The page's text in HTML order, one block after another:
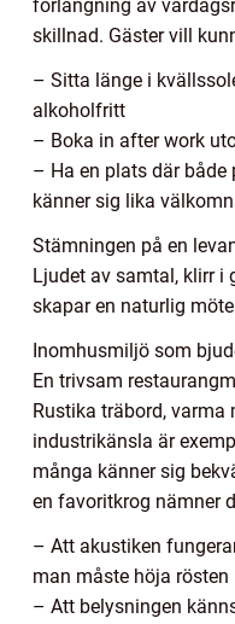
förlängning av
skillnad. Gäster vill
– Sitta länge i
alkoholfritt
– Boka in after work
– Ha en plats där både
känner sig lika
Stämningen på en
Ljudet av samtal, klirr i
skapar en naturlig
Inomhusmiljö som
En trivsam
Rustika träbord,
industrikänsla är
många känner sig
en favoritkrog nämner
– Att akustiken
man måste höja rösten
– Att belysningen